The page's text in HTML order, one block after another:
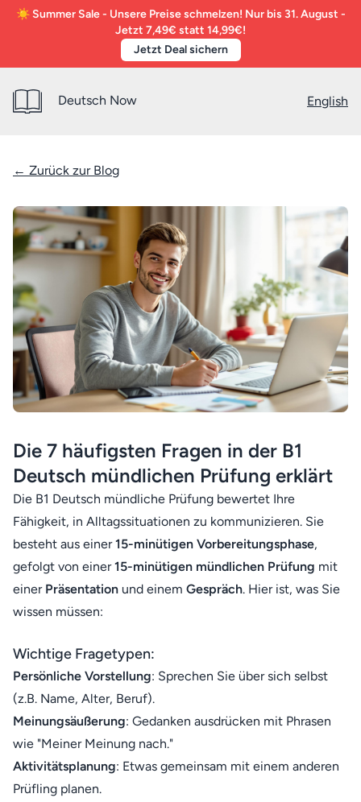
☀️ Summer Sale - Unsere Preise schmelzen! Nur bis 31. August -
Jetzt 7,49€ statt 14,99€!
Jetzt Deal sichern
Deutsch Now English
← Zurück zur Blog
Die 7 häufigsten Fragen in der B1
Deutsch mündlichen Prüfung erklärt
Die B1 Deutsch mündliche Prüfung bewertet Ihre
Fähigkeit, in Alltagssituationen zu kommunizieren. Sie
besteht aus einer15-minütigen Vorbereitungsphase,
gefolgt von einer15-minütigen mündlichen Prüfung mit
einer Präsentation und einem Gespräch. Hier ist, was Sie
wissen müssen:
Wichtige Fragetypen:
Persönliche Vorstellung: Sprechen Sie über sich selbst
(z.B. Name, Alter, Beruf).
Meinungsäußerung: Gedanken ausdrücken mit Phrasen
wie "Meiner Meinung nach."
Aktivitätsplanung: Etwas gemeinsam mit einem anderen
Prüfling planen.